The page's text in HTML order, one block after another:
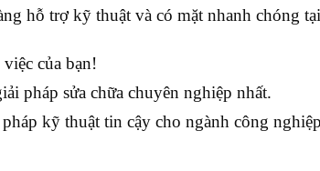
hỗ trợ kỹ thuật và có mặt nhanh chóng
của bạn!
pháp sửa chữa chuyên nghiệp nhất.
kỹ thuật tin cậy cho ngành công